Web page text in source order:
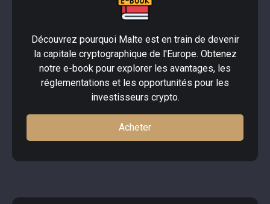
Découvrez pourquoi Malte est en train de devenir
la capitale cryptographique de l'Europe. Obtenez
notre e-book pour explorer les avantages, les
réglementations et les opportunités pour les
investisseurs crypto.
Acheter